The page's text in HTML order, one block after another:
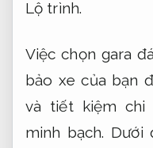
Lộ trình.
Việc chọn gara
bảo xe của bạn
và tiết kiệm chi
minh bạch. Dưới